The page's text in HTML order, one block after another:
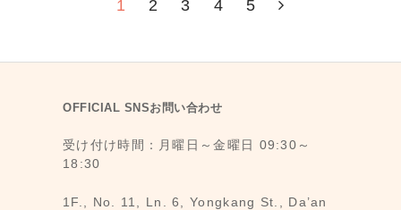
1 2 3 4 5
OFFICIAL SNSお問い合わせ
受け付け時間：月曜日～金曜日 09:30～
18:30
1F., No. 11, Ln. 6, Yongkang St., Da’an